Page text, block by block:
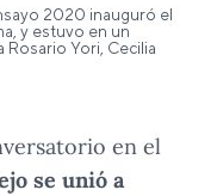
2020 inauguró el
y estuvo en un
Yori, Cecilia
en el
se unió a